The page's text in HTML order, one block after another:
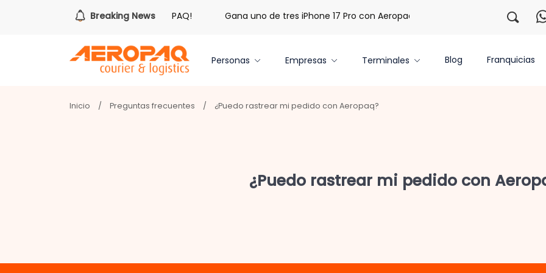
Breaking News
¡Es hora de redimir tus libras de Cash PAQ! Gana uno de tres iPhone 17 Pro con Aeropaq Prime ¡Regístrate con
Personas Empresas Terminales Blog Franquicias
Inicio / Preguntas frecuentes / ¿Puedo rastrear mi pedido con Aeropaq?
¿Puedo rastrear mi pedido con